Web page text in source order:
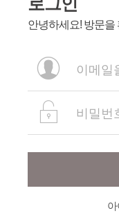
안녕하세요! 방문을